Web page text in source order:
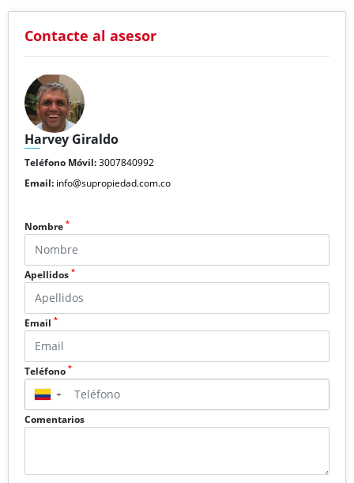
Contacte al asesor
Harvey Giraldo
Teléfono Móvil:3007840992
Email: info@supropiedad.com.co
Nombre *
Apellidos *
Email *
Teléfono *
▼
Comentarios